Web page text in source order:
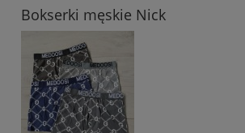
Bokserki męskie Nick